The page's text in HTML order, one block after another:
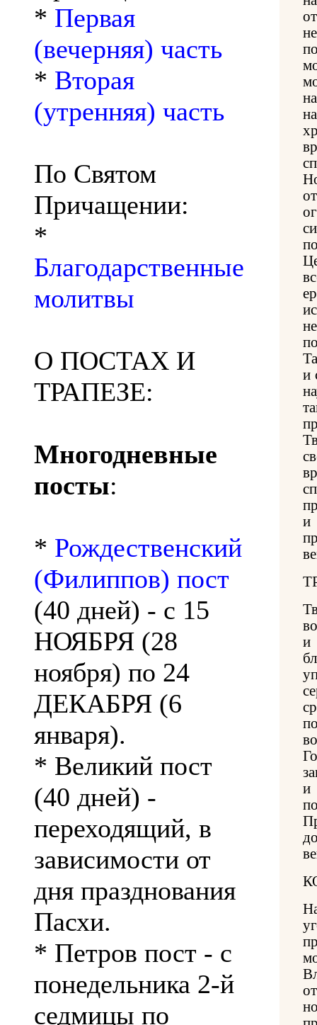
* Первая
(вечерняя) часть
* Вторая
(утренняя) часть
По Святом
Причащении:
*
Благодарственные
молитвы
О ПОСТАХ И
ТРАПЕЗЕ:
Многодневные
посты:
* Рождественский
(Филиппов) пост
(40 дней) - с 15
НОЯБРЯ (28
ноября) по 24
ДЕКАБРЯ (6
января).
* Великий пост
(40 дней) -
переходящий, в
зависимости от
дня празднования
Пасхи.
* Петров пост - с
понедельника 2-й
седмицы по
и
и